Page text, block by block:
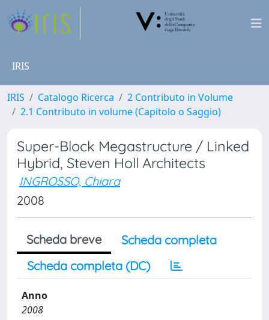
IRIS
IRIS Catalogo Ricerca
2 Contributo in Volume
2.1 Contributo in volume (Capitolo o Saggio)
Super-Block Megastructure / Linked
Hybrid, Steven Holl Architects
INGROSSO, Chiara
2008
Scheda breve
Scheda completa
Scheda completa (DC)
Anno
2008